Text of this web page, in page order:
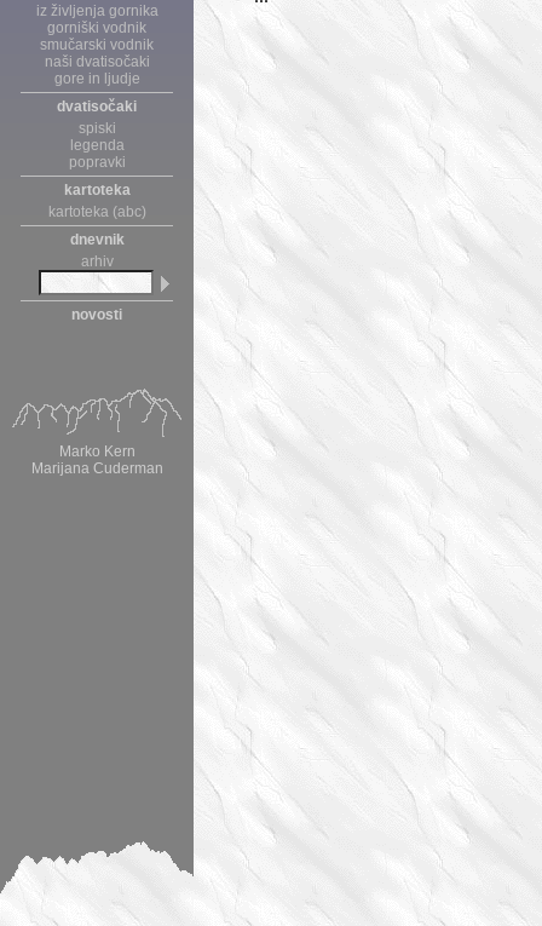
iz življenja gornika
gorniški vodnik
smučarski vodnik
naši dvatisočaki
gore in ljudje
dvatisočaki
spiski
legenda
popravki
kartoteka
kartoteka (abc)
dnevnik
arhiv
novosti
Marko Kern
Marijana Cuderman